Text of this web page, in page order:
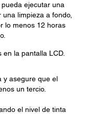
ejecutar una
limpieza a fondo,
lo menos 12 horas
la pantalla LCD.
y asegure que el
un tercio.
el nivel de tinta